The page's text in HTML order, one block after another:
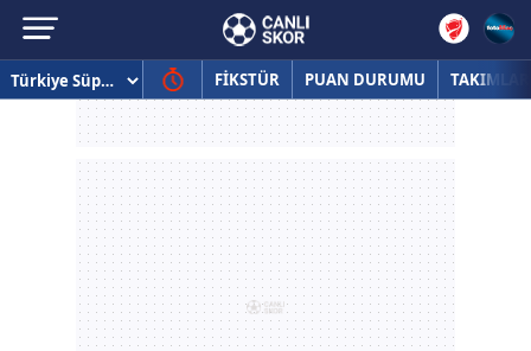
FİKSTÜR PUAN DURUMU TAKIMLAR